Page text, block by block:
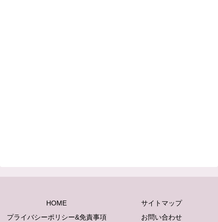
HOME
サイトマップ
プライバシーポリシー&免責事項
お問い合わせ